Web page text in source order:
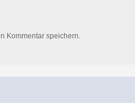
Kommentar speichern.